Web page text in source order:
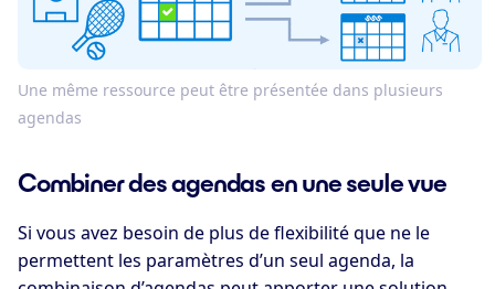
Une même ressource peut être présentée dans plusieurs
agendas
Combiner des agendas en une seule vue
Si vous avez besoin de plus de flexibilité que ne le
permettent les paramètres d’un seul agenda, la